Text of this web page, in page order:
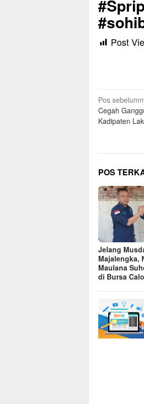
Post
pos
Pos
Cegah
Kadipaten
POS
Jelang
Majalengka,
Maulana
di Bursa